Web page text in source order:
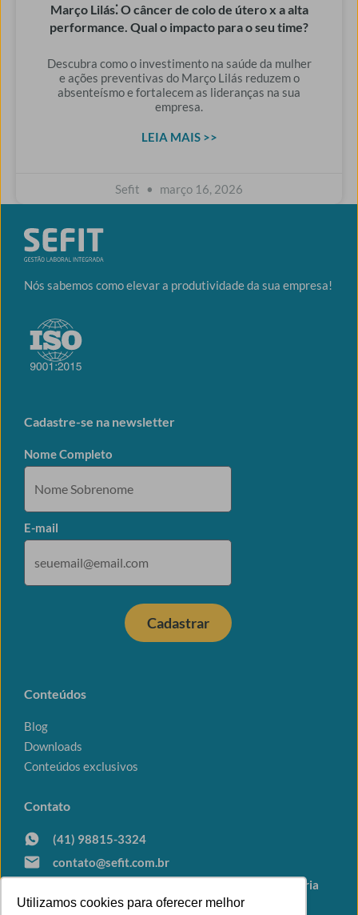
Utilizamos cookies para oferecer melhor
Março Lilás⁚ O câncer de colo de útero x a alta
performance. Qual o impacto para o seu time?
Descubra como o investimento na saúde da mulher
e ações preventivas do Março Lilás reduzem o
absenteísmo e fortalecem as lideranças na sua
empresa.
LEIA MAIS >>
Sefit março 16, 2026
Nós sabemos como elevar a produtividade da sua empresa!
Conteúdos
Blog
Downloads
Conteúdos exclusivos
Cadastre-se na newsletter
Nome Completo
E-mail
Cadastrar
Contato
(41) 98815-3324
contato@sefit.com.br
Av. João Gualberto, 731 Sala 201 • Alto da Glória
Curitiba - PR